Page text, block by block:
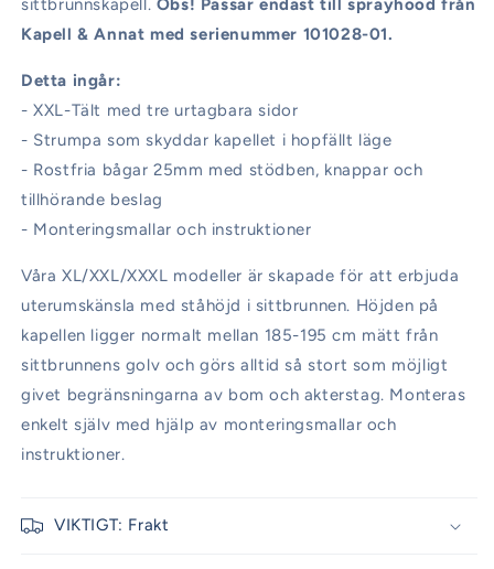
sittbrunnskapell. Obs! Passar endast till sprayhood från
Kapell & Annat med serienummer 101028-01.
Detta ingår:
- XXL-Tält med tre urtagbara sidor
- Strumpa som skyddar kapellet i hopfällt läge
- Rostfria bågar 25mm med stödben, knappar och
tillhörande beslag
- Monteringsmallar och instruktioner
Våra XL/XXL/XXXL modeller är skapade för att erbjuda
uterumskänsla med ståhöjd i sittbrunnen. Höjden på
kapellen ligger normalt mellan 185-195 cm mätt från
sittbrunnens golv och görs alltid så stort som möjligt
givet begränsningarna av bom och akterstag. Monteras
enkelt själv med hjälp av monteringsmallar och
instruktioner.
VIKTIGT: Frakt